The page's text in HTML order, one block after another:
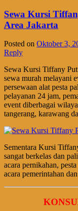
Sewa Kursi
Area Jakarta
Posted on Oktober 3,
Reply
Sewa Kursi Tiffany
sewa murah melayani
persewaan alat pesta
pelayanan 24 jam,
event diberbagai
tangerang, karawang
Sementara Kursi
sangat berkelas dan
acara pernikahan,
acara pemerintahan